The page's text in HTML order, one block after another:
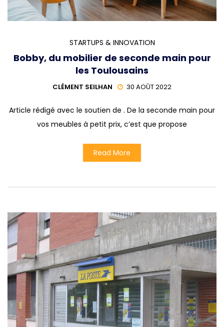
STARTUPS & INNOVATION
Bobby, du mobilier de seconde main pour
les Toulousains
CLÉMENT SEILHAN 30 AOÛT 2022
Article rédigé avec le soutien de . De la seconde main pour
vos meubles à petit prix, c’est que propose
Read More